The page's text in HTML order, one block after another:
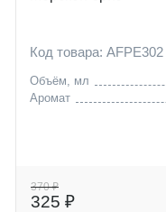
Код товара: AFPE302
Объём, мл
Аромат
370 ₽
325 ₽